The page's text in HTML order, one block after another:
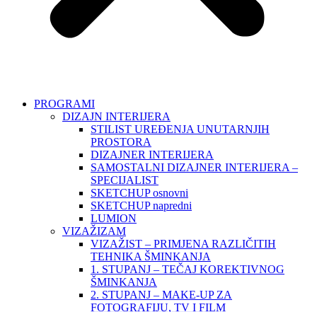
PROGRAMI
DIZAJN INTERIJERA
STILIST UREĐENJA UNUTARNJIH
PROSTORA
DIZAJNER INTERIJERA
SAMOSTALNI DIZAJNER INTERIJERA –
SPECIJALIST
SKETCHUP osnovni
SKETCHUP napredni
LUMION
VIZAŽIZAM
VIZAŽIST – PRIMJENA RAZLIČITIH
TEHNIKA ŠMINKANJA
1. STUPANJ – TEČAJ KOREKTIVNOG
ŠMINKANJA
2. STUPANJ – MAKE-UP ZA
FOTOGRAFIJU, TV I FILM